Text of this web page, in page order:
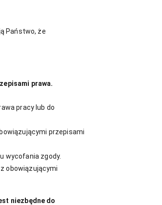
Państwo, że
prawa.
pracy lub do
przepisami
wycofania zgody.
obowiązującymi
niezbędne do